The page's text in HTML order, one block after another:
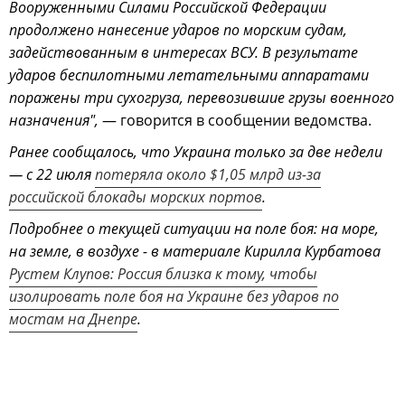
Вооруженными Силами Российской Федерации
продолжено нанесение ударов по морским судам,
задействованным в интересах ВСУ. В результате
ударов беспилотными летательными аппаратами
поражены три сухогруза, перевозившие грузы военного
назначения", — говорится в сообщении ведомства.
Ранее сообщалось, что Украина только за две недели
— с 22 июляпотеряла около $1,05 млрд из-за
российской блокады морских портов.
Подробнее о текущей ситуации на поле боя: на море,
на земле, в воздухе - в материале Кирилла Курбатова
Рустем Клупов: Россия близка к тому, чтобы
изолировать поле боя на Украине без ударов по
мостам на Днепре.